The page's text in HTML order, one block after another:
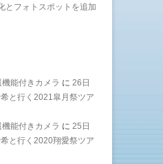
とフォトスポットを追加
能付きカメラ に 26日
と行く2021皐月祭ツア
能付きカメラ に 25日
と行く2020翔愛祭ツア